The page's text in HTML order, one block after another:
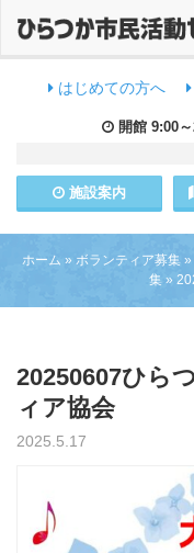
はじめての方へ
開館 9:00
施設案内
ホーム » ボランティア募集 »
集 »
20250607ひら
ィア協会
2025.5.17